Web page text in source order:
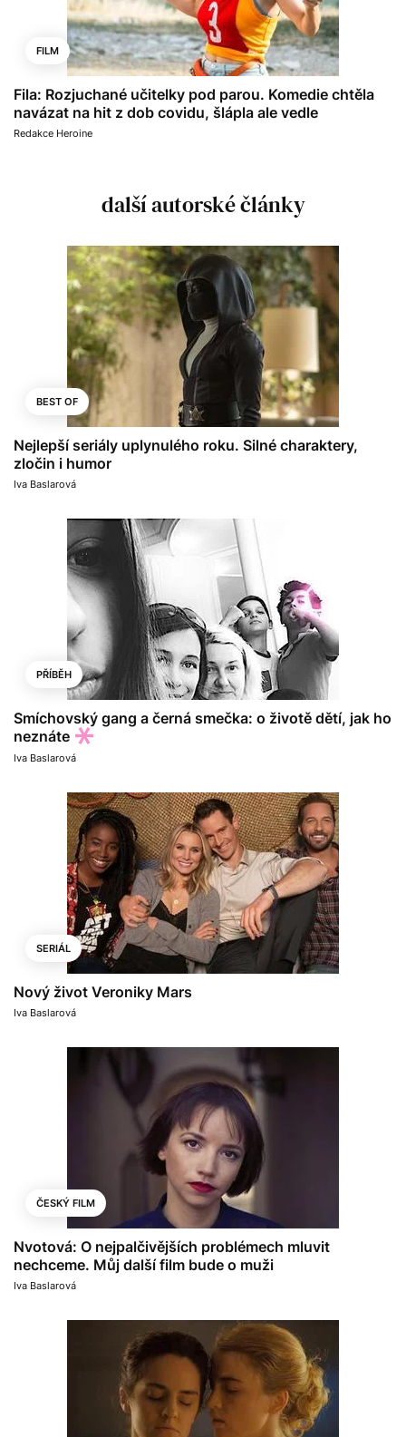
FILM
Fila: Rozjuchané učitelky pod parou. Komedie chtěla
navázat na hit z dob covidu, šlápla ale vedle
Redakce Heroine
další autorské články
BEST OF
Nejlepší seriály uplynulého roku. Silné charaktery,
zločin i humor
Iva Baslarová
PŘÍBĚH
Smíchovský gang a černá smečka: o životě dětí, jak ho
neznáte
Iva Baslarová
SERIÁL
Nový život Veroniky Mars
Iva Baslarová
ČESKÝ FILM
Nvotová: O nejpalčivějších problémech mluvit
nechceme. Můj další film bude o muži
Iva Baslarová